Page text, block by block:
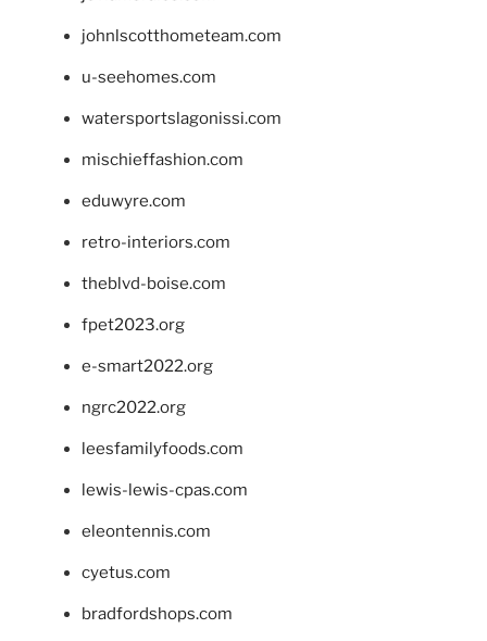
johnlscotthometeam.com
u-seehomes.com
watersportslagonissi.com
mischieffashion.com
eduwyre.com
retro-interiors.com
theblvd-boise.com
fpet2023.org
e-smart2022.org
ngrc2022.org
leesfamilyfoods.com
lewis-lewis-cpas.com
eleontennis.com
cyetus.com
bradfordshops.com